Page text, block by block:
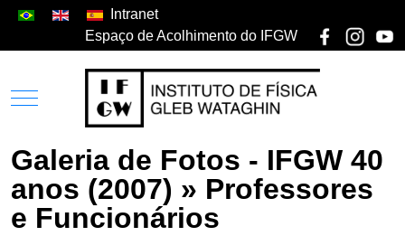
Intranet
Espaço de Acolhimento do IFGW
Galeria de Fotos - IFGW 40
anos (2007) » Professores
e Funcionários